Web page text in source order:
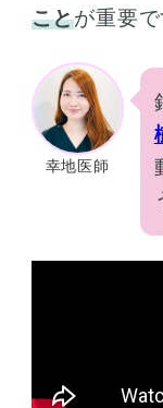
ことが重要で
幸地医師